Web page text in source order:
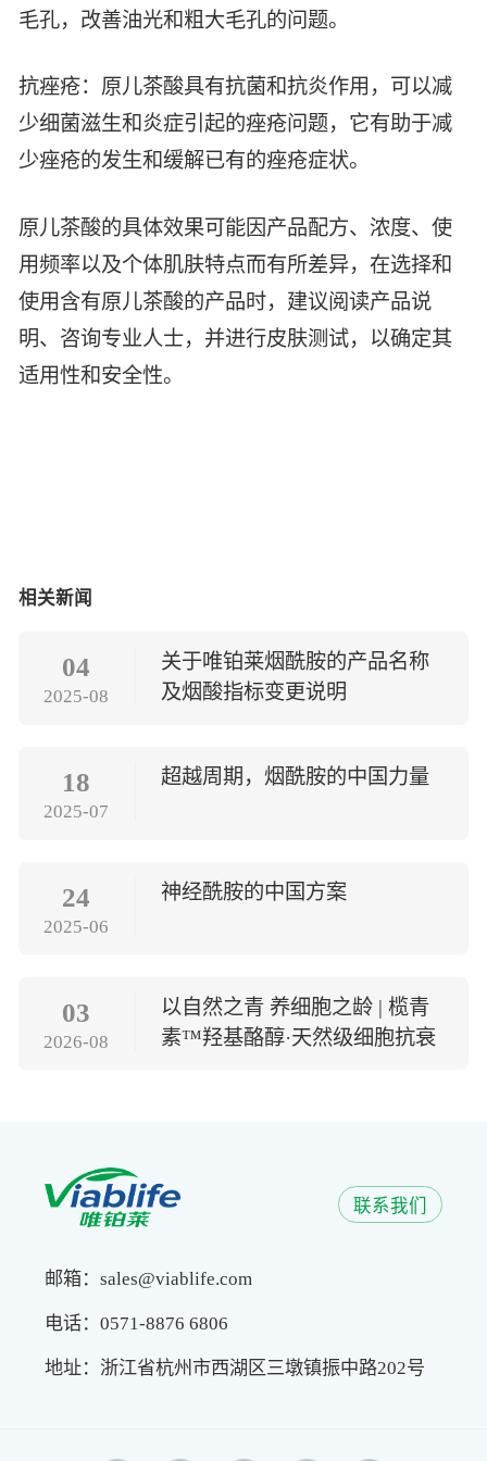
毛孔，改善油光和粗大毛孔的问题。
抗痤疮：原儿茶酸具有抗菌和抗炎作用，可以减
少细菌滋生和炎症引起的痤疮问题，它有助于减
少痤疮的发生和缓解已有的痤疮症状。
原儿茶酸的具体效果可能因产品配方、浓度、使
用频率以及个体肌肤特点而有所差异，在选择和
使用含有原儿茶酸的产品时，建议阅读产品说
明、咨询专业人士，并进行皮肤测试，以确定其
适用性和安全性。
相关新闻
04
2025-08
关于唯铂莱烟酰胺的产品名称
及烟酸指标变更说明
18
2025-07
超越周期，烟酰胺的中国力量
24
2025-06
神经酰胺的中国方案
03
2026-08
以自然之青 养细胞之龄 | 榄青
素™羟基酪醇·天然级细胞抗衰
联系我们
邮箱：sales@viablife.com
电话：0571-8876 6806
地址：浙江省杭州市西湖区三墩镇振中路202号